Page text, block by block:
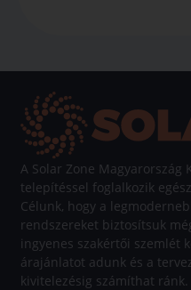
A Solar Zone
telepítéssel foglalkozik
Célunk, hogy a
rendszereket biztosítsuk
ingyenes szakértői szemlét
árajánlatot adunk és a
kivitelezésig számíthat ránk.